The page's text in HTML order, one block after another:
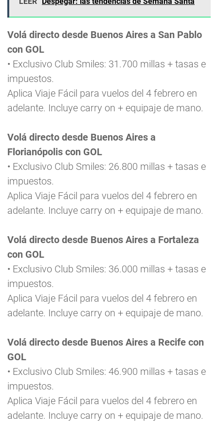
Volá directo desde Buenos Aires a San Pablo
con GOL
• Exclusivo Club Smiles: 31.700 millas + tasas e
impuestos.
Aplica Viaje Fácil para vuelos del 4 febrero en
adelante. Incluye carry on + equipaje de mano.
Volá directo desde Buenos Aires a
Florianópolis con GOL
• Exclusivo Club Smiles: 26.800 millas + tasas e
impuestos.
Aplica Viaje Fácil para vuelos del 4 febrero en
adelante. Incluye carry on + equipaje de mano.
Volá directo desde Buenos Aires a Fortaleza
con GOL
• Exclusivo Club Smiles: 36.000 millas + tasas e
impuestos.
Aplica Viaje Fácil para vuelos del 4 febrero en
adelante. Incluye carry on + equipaje de mano.
Volá directo desde Buenos Aires a Recife con
GOL
• Exclusivo Club Smiles: 46.900 millas + tasas e
impuestos.
Aplica Viaje Fácil para vuelos del 4 febrero en
adelante. Incluye carry on + equipaje de mano.